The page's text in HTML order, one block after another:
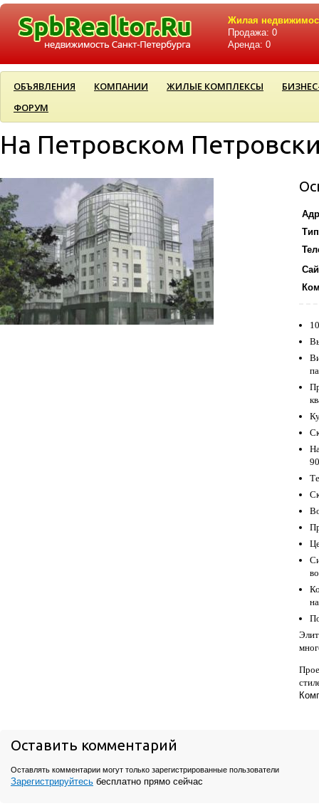
Жилая
Продажа: 0
Аренда: 0
ОБЪЯВЛЕНИЯ КОМПАНИИ ЖИЛЫЕ КОМПЛЕКСЫ
ФОРУМ
На Петровском
Оставить комментарий
Оставлять комментарии могут только зарегистрированные пользователи
Зарегистрируйтесь бесплатно прямо сейчас